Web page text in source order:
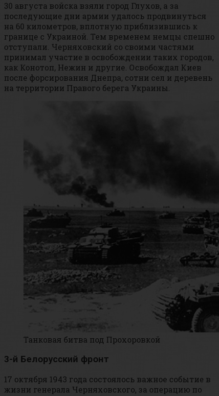
30 августа войска взяли город Глухов, а за
последующие дни армии удалось продвинуться
на 60 километров, вплотную приблизившись к
границе с Украиной. Тем временем немцы спешно
отступали. Черняховский со своими частями
принимал участие в освобождении таких городов,
как Конотоп, Нежин и другие. Освобождал Киев
после форсирования Днепра, сотни сел и деревень
на территории Правого берега Украины.
Танковая битва под Прохоровкой
3-й Белорусский фронт
17 октября 1943 года состоялось важное событие в
жизни генерала Черняховского, за операцию по